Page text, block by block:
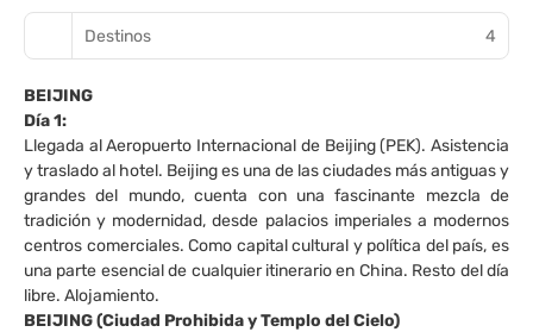
Destinos 4
BEIJING
Día 1:
Llegada al Aeropuerto Internacional de Beijing (PEK). Asistencia
y traslado al hotel. Beijing es una de las ciudades más antiguas y
grandes del mundo, cuenta con una fascinante mezcla de
tradición y modernidad, desde palacios imperiales a modernos
centros comerciales. Como capital cultural y política del país, es
una parte esencial de cualquier itinerario en China. Resto del día
libre. Alojamiento.
BEIJING (Ciudad Prohibida y Templo del Cielo)